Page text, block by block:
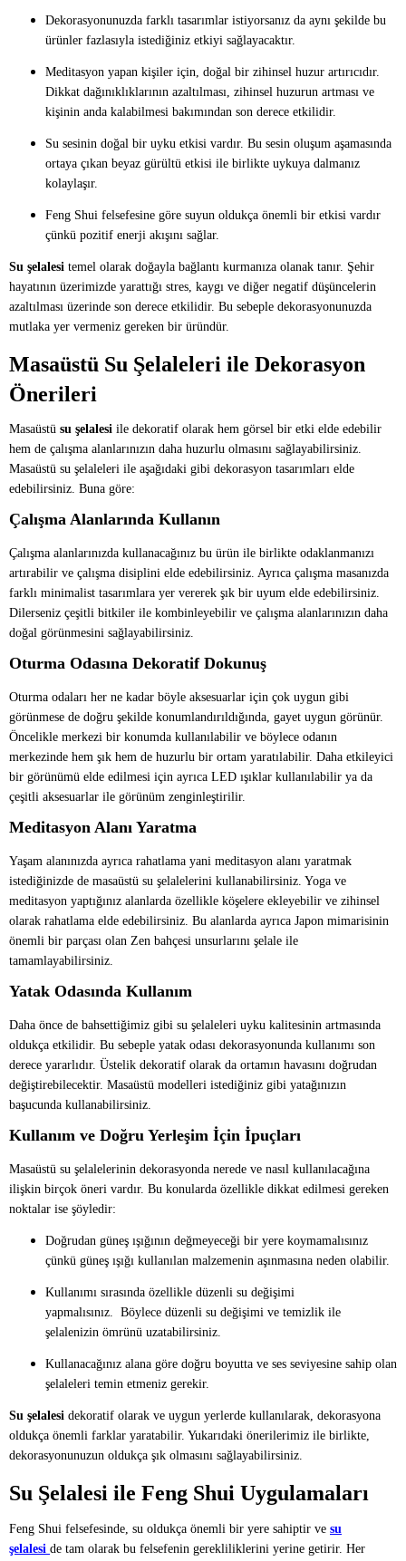
Dekorasyonunuzda farklı tasarımlar istiyorsanız da aynı şekilde bu
ürünler fazlasıyla istediğiniz etkiyi sağlayacaktır.
Meditasyon yapan kişiler için, doğal bir zihinsel huzur artırıcıdır.
Dikkat dağınıklıklarının azaltılması, zihinsel huzurun artması ve
kişinin anda kalabilmesi bakımından son derece etkilidir.
Su sesinin doğal bir uyku etkisi vardır. Bu sesin oluşum aşamasında
ortaya çıkan beyaz gürültü etkisi ile birlikte uykuya dalmanız
kolaylaşır.
Feng Shui felsefesine göre suyun oldukça önemli bir etkisi vardır
çünkü pozitif enerji akışını sağlar.
Su şelalesi temel olarak doğayla bağlantı kurmanıza olanak tanır. Şehir
hayatının üzerimizde yarattığı stres, kaygı ve diğer negatif düşüncelerin
azaltılması üzerinde son derece etkilidir. Bu sebeple dekorasyonunuzda
mutlaka yer vermeniz gereken bir üründür.
Masaüstü Su Şelaleleri ile Dekorasyon
Önerileri
Masaüstü su şelalesi ile dekoratif olarak hem görsel bir etki elde edebilir
hem de çalışma alanlarınızın daha huzurlu olmasını sağlayabilirsiniz.
Masaüstü su şelaleleri ile aşağıdaki gibi dekorasyon tasarımları elde
edebilirsiniz. Buna göre:
Çalışma Alanlarında Kullanın
Çalışma alanlarınızda kullanacağınız bu ürün ile birlikte odaklanmanızı
artırabilir ve çalışma disiplini elde edebilirsiniz. Ayrıca çalışma masanızda
farklı minimalist tasarımlara yer vererek şık bir uyum elde edebilirsiniz.
Dilerseniz çeşitli bitkiler ile kombinleyebilir ve çalışma alanlarınızın daha
doğal görünmesini sağlayabilirsiniz.
Oturma Odasına Dekoratif Dokunuş
Oturma odaları her ne kadar böyle aksesuarlar için çok uygun gibi
görünmese de doğru şekilde konumlandırıldığında, gayet uygun görünür.
Öncelikle merkezi bir konumda kullanılabilir ve böylece odanın
merkezinde hem şık hem de huzurlu bir ortam yaratılabilir. Daha etkileyici
bir görünümü elde edilmesi için ayrıca LED ışıklar kullanılabilir ya da
çeşitli aksesuarlar ile görünüm zenginleştirilir.
Meditasyon Alanı Yaratma
Yaşam alanınızda ayrıca rahatlama yani meditasyon alanı yaratmak
istediğinizde de masaüstü su şelalelerini kullanabilirsiniz. Yoga ve
meditasyon yaptığınız alanlarda özellikle köşelere ekleyebilir ve zihinsel
olarak rahatlama elde edebilirsiniz. Bu alanlarda ayrıca Japon mimarisinin
önemli bir parçası olan Zen bahçesi unsurlarını şelale ile
tamamlayabilirsiniz.
Yatak Odasında Kullanım
Daha önce de bahsettiğimiz gibi su şelaleleri uyku kalitesinin artmasında
oldukça etkilidir. Bu sebeple yatak odası dekorasyonunda kullanımı son
derece yararlıdır. Üstelik dekoratif olarak da ortamın havasını doğrudan
değiştirebilecektir. Masaüstü modelleri istediğiniz gibi yatağınızın
başucunda kullanabilirsiniz.
Kullanım ve Doğru Yerleşim İçin İpuçları
Masaüstü su şelalelerinin dekorasyonda nerede ve nasıl kullanılacağına
ilişkin birçok öneri vardır. Bu konularda özellikle dikkat edilmesi gereken
noktalar ise şöyledir:
Doğrudan güneş ışığının değmeyeceği bir yere koymamalısınız
çünkü güneş ışığı kullanılan malzemenin aşınmasına neden olabilir.
Kullanımı sırasında özellikle düzenli su değişimi
yapmalısınız. Böylece düzenli su değişimi ve temizlik ile
şelalenizin ömrünü uzatabilirsiniz.
Kullanacağınız alana göre doğru boyutta ve ses seviyesine sahip olan
şelaleleri temin etmeniz gerekir.
Su şelalesi dekoratif olarak ve uygun yerlerde kullanılarak, dekorasyona
oldukça önemli farklar yaratabilir. Yukarıdaki önerilerimiz ile birlikte,
dekorasyonunuzun oldukça şık olmasını sağlayabilirsiniz.
Su Şelalesi ile Feng Shui Uygulamaları
Feng Shui felsefesinde, su oldukça önemli bir yere sahiptir ve su
şelalesi de tam olarak bu felsefenin gerekliliklerini yerine getirir. Her